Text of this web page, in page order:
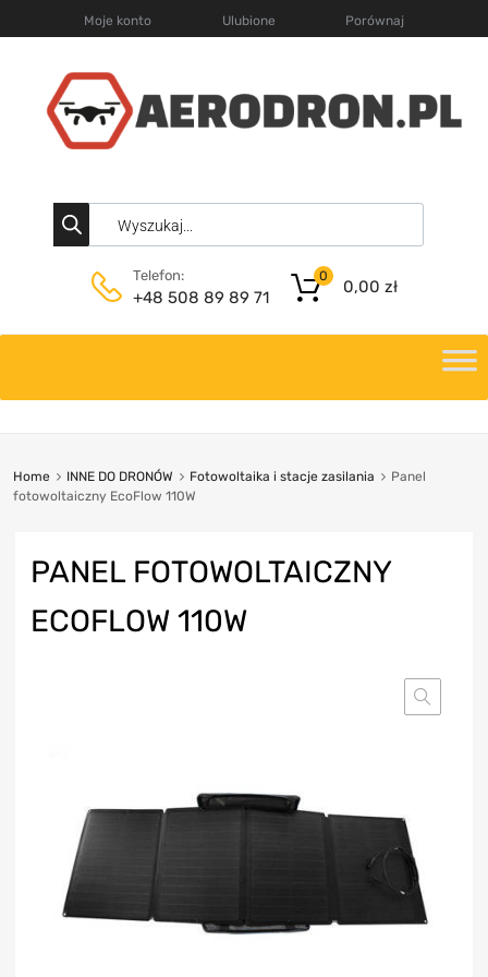
Moje konto Ulubione Porównaj
Telefon:
+48 508 89 89 71
0,00 zł
0
Home INNE DO DRONÓW Fotowoltaika i stacje zasilania
Panel
fotowoltaiczny EcoFlow 110W
PANEL FOTOWOLTAICZNY
ECOFLOW 110W